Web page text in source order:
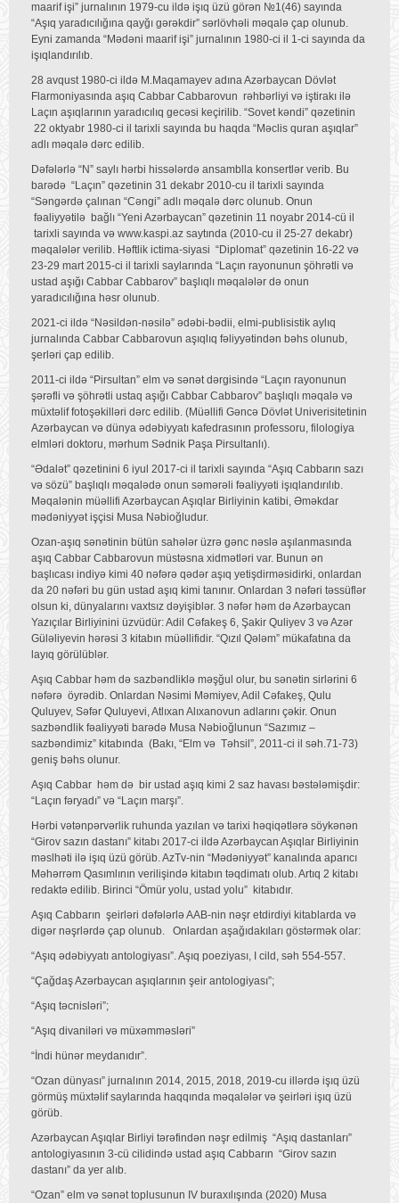
maarif işi” jurnalının 1979-cu ildə işıq üzü görən №1(46) sayında
“Aşıq yaradıcılığına qayğı gərəkdir” sərlövhəli məqalə çap olunub.
Eyni zamanda “Mədəni maarif işi” jurnalının 1980-ci il 1-ci sayında da
işıqlandırılıb.
28 avqust 1980-ci ildə M.Maqamayev adına Azərbaycan Dövlət
Flarmoniyasında aşıq Cabbar Cabbarovun rəhbərliyi və iştirakı ilə
Laçın aşıqlarının yaradıcılıq gecəsi keçirilib. “Sovet kəndi” qəzetinin
22 oktyabr 1980-ci il tarixli sayında bu haqda “Məclis quran aşıqlar”
adlı məqalə dərc edilib.
Dəfələrlə “N” saylı hərbi hissələrdə ansamblla konsertlər verib. Bu
barədə “Laçın” qəzetinin 31 dekabr 2010-cu il tarixli sayında
“Səngərdə çalınan “Cəngi” adlı məqalə dərc olunub. Onun
fəaliyyətilə bağlı “Yeni Azərbaycan” qəzetinin 11 noyabr 2014-cü il
tarixli sayında və www.kaspi.az saytında (2010-cu il 25-27 dekabr)
məqalələr verilib. Həftlik ictima-siyasi “Diplomat” qəzetinin 16-22 və
23-29 mart 2015-ci il tarixli saylarında “Laçın rayonunun şöhrətli və
ustad aşığı Cabbar Cabbarov” başlıqlı məqalələr də onun
yaradıcılığına həsr olunub.
2021-ci ildə “Nəsildən-nəsilə” ədəbi-bədii, elmi-publisistik aylıq
jurnalında Cabbar Cabbarovun aşıqlıq fəliyyətindən bəhs olunub,
şerləri çap edilib.
2011-ci ildə “Pirsultan” elm və sənət dərgisində “Laçın rayonunun
şərəfli və şöhrətli ustaq aşığı Cabbar Cabbarov” başlıqlı məqalə və
müxtəlif fotoşəkilləri dərc edilib. (Müəllifi Gəncə Dövlət Univerisitetinin
Azərbaycan və dünya ədəbiyyatı kafedrasının professoru, filologiya
elmləri doktoru, mərhum Sədnik Paşa Pirsultanlı).
“Ədalət” qəzetinini 6 iyul 2017-ci il tarixli sayında “Aşıq Cabbarın sazı
və sözü” başlıqlı məqalədə onun səmərəli fəaliyyəti işıqlandırılıb.
Məqalənin müəllifi Azərbaycan Aşıqlar Birliyinin katibi, Əməkdar
mədəniyyət işçisi Musa Nəbioğludur.
Ozan-aşıq sənətinin bütün sahələr üzrə gənc nəslə aşılanmasında
aşıq Cabbar Cabbarovun müstəsna xidmətləri var. Bunun ən
başlıcası indiyə kimi 40 nəfərə qədər aşıq yetişdirməsidirki, onlardan
da 20 nəfəri bu gün ustad aşıq kimi tanınır. Onlardan 3 nəfəri təssüflər
olsun ki, dünyalarını vaxtsız dəyişiblər. 3 nəfər həm də Azərbaycan
Yazıçılar Birliyinini üzvüdür: Adil Cəfakeş 6, Şakir Quliyev 3 və Azər
Güləliyevin hərəsi 3 kitabın müəllifidir. “Qızıl Qələm” mükafatına da
layıq görülüblər.
Aşıq Cabbar həm də sazbəndliklə məşğul olur, bu sənətin sirlərini 6
nəfərə öyrədib. Onlardan Nəsimi Məmiyev, Adil Cəfakeş, Qulu
Quluyev, Səfər Quluyevi, Atlıxan Alıxanovun adlarını çəkir. Onun
sazbəndlik fəaliyyəti barədə Musa Nəbioğlunun “Sazımız –
sazbəndimiz” kitabında (Bakı, “Elm və Təhsil”, 2011-ci il səh.71-73)
geniş bəhs olunur.
Aşıq Cabbar həm də bir ustad aşıq kimi 2 saz havası bəstələmişdir:
“Laçın fəryadı” və “Laçın marşı”.
Hərbi vətənpərvərlik ruhunda yazılan və tarixi həqiqətlərə söykənən
“Girov sazın dastanı” kitabı 2017-ci ildə Azərbaycan Aşıqlar Birliyinin
məslhəti ilə işıq üzü görüb. AzTv-nin “Mədəniyyət” kanalında aparıcı
Məhərrəm Qasımlının verilişində kitabın təqdimatı olub. Artıq 2 kitabı
redaktə edilib. Birinci “Ömür yolu, ustad yolu” kitabıdır.
Aşıq Cabbarın şeirləri dəfələrlə AAB-nin nəşr etdirdiyi kitablarda və
digər nəşrlərdə çap olunub. Onlardan aşağıdakıları göstərmək olar:
“Aşıq ədəbiyyatı antologiyası”. Aşıq poeziyası, I cild, səh 554-557.
“Çağdaş Azərbaycan aşıqlarının şeir antologiyası”;
“Aşıq təcnisləri”;
“Aşıq divaniləri və müxəmməsləri”
“İndi hünər meydanıdır”.
“Ozan dünyası” jurnalının 2014, 2015, 2018, 2019-cu illərdə işıq üzü
görmüş müxtəlif saylarında haqqında məqalələr və şeirləri işıq üzü
görüb.
Azərbaycan Aşıqlar Birliyi tərəfindən nəşr edilmiş “Aşıq dastanları”
antologiyasının 3-cü cilidində ustad aşıq Cabbarın “Girov sazın
dastanı” da yer alıb.
“Ozan” elm və sənət toplusunun IV buraxılışında (2020) Musa